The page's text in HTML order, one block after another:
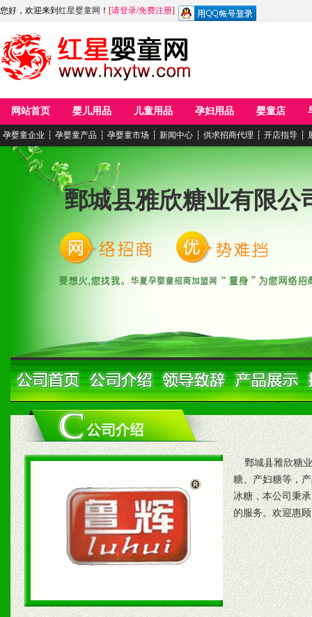
您好，欢迎来到 红星婴童网 ！ [请登录/免费注册]
网站首页 婴儿用品 儿童用品 孕妇用品 婴童店
孕婴童企业 ┆ 孕婴童产品 ┆ 孕婴童市场 ┆ 新闻中心 ┆ 供求招商代理 ┆ 开店指导 ┆
鄄城县雅欣糖业有限公
鄄城县雅欣糖业
糖、产妇糖等，
冰糖，本公司秉
的服务。欢迎惠